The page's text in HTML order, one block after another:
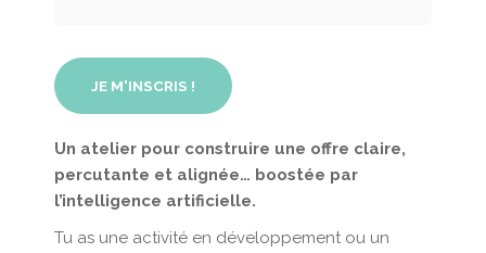
JE M'INSCRIS !
Un atelier pour construire une offre claire,
percutante et alignée… boostée par
l’intelligence artificielle.
Tu as une activité en développement ou un